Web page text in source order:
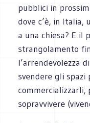
pubblici in
dove c’è, in Italia,
a una chiesa? E il
strangolamento
l’arrendevolezza
svendere gli spazi
commercializzarli,
sopravvivere